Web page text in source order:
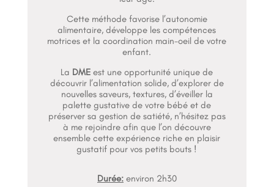
Cette méthode favorise l’autonomie
alimentaire, développe les compétences
motrices et la coordination main-oeil de votre
enfant.
La DME est une opportunité unique de
découvrir l’alimentation solide, d’explorer de
nouvelles saveurs, textures, d’éveiller la
palette gustative de votre bébé et de
préserver sa gestion de satiété, n’hésitez pas
à me rejoindre afin que l’on découvre
ensemble cette expérience riche en plaisir
gustatif pour vos petits bouts !
Durée:environ 2h30